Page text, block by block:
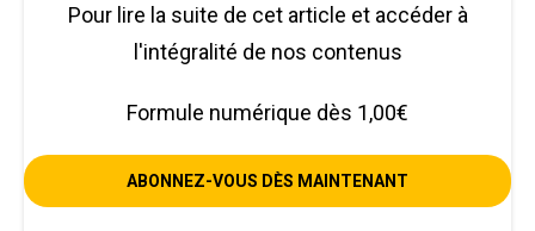
Pour lire la suite de cet article et accéder à
l'intégralité de nos contenus
Formule numérique dès 1,00€
ABONNEZ-VOUS DÈS MAINTENANT